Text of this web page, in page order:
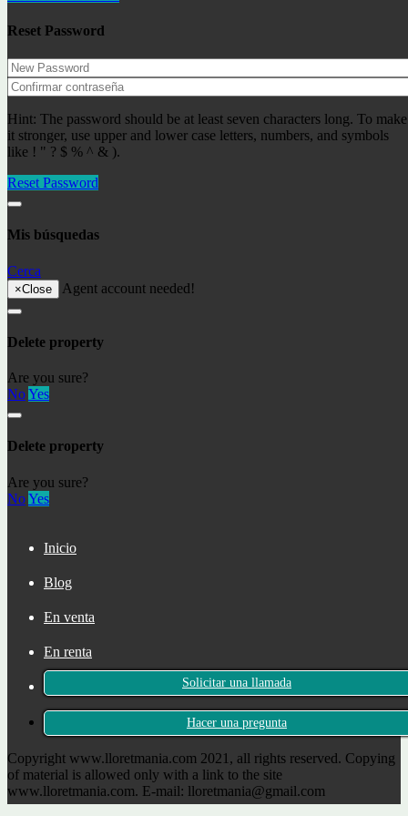
Reset Password
Hint: The password should be at least seven characters long. To make
it stronger, use upper and lower case letters, numbers, and symbols
like ! " ? $ % ^ & ).
Reset Password
Mis búsquedas
Cerca
×Close Agent account needed!
Delete property
Are you sure?
NoYes
Delete property
Are you sure?
NoYes
Inicio
Blog
En venta
En renta
233000€Apartamentos
Propiedad en venta en Lloret de Mar ref: 34557
Residence permit in Spain and immigration
Первое путешествие в Сан Себастьян
Digital nomads in 2023
La DGT advierte a los conductores que deben devolver
el carné de conducir.
Cirque du Soleil está de vuelta
Solicitar una llamada
Hacer una pregunta
Copyright www.lloretmania.com 2021, all rights reserved. Copying
of material is allowed only with a link to the site
www.lloretmania.com. E-mail: lloretmania@gmail.com